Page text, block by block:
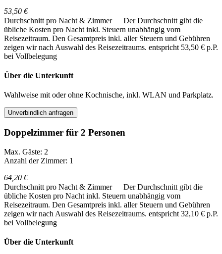
53,50 €
Durchschnitt pro Nacht & Zimmer
Der Durchschnitt gibt die
übliche Kosten pro Nacht inkl. Steuern unabhängig vom
Reisezeitraum. Den Gesamtpreis inkl. aller Steuern und Gebühren
zeigen wir nach Auswahl des Reisezeitraums. entspricht 53,50 € p.P.
bei Vollbelegung
Über die Unterkunft
Wahlweise mit oder ohne Kochnische, inkl. WLAN und Parkplatz.
Unverbindlich anfragen
Doppelzimmer für 2 Personen
Max. Gäste: 2
Anzahl der Zimmer: 1
64,20 €
Durchschnitt pro Nacht & Zimmer
Der Durchschnitt gibt die
übliche Kosten pro Nacht inkl. Steuern unabhängig vom
Reisezeitraum. Den Gesamtpreis inkl. aller Steuern und Gebühren
zeigen wir nach Auswahl des Reisezeitraums. entspricht 32,10 € p.P.
bei Vollbelegung
Über die Unterkunft